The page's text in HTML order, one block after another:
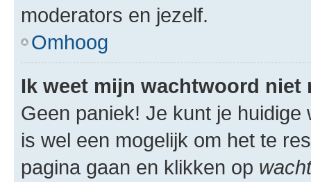
moderators en jezelf.
Omhoog
Ik weet mijn wachtwoord niet
Geen paniek! Je kunt je
is wel een mogelijk om het te
pagina gaan en klikken op